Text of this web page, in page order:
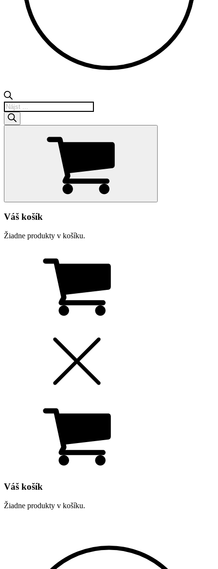
Products
search
Váš košík
Žiadne produkty v košíku.
Váš košík
Žiadne produkty v košíku.